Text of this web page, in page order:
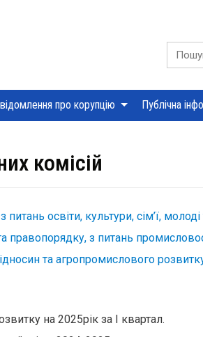
про корупцію Публічна
комісій
питань освіти, культури, сім’ї,
правопорядку, з питань
та агропромислового
на 2025рік за І квартал.